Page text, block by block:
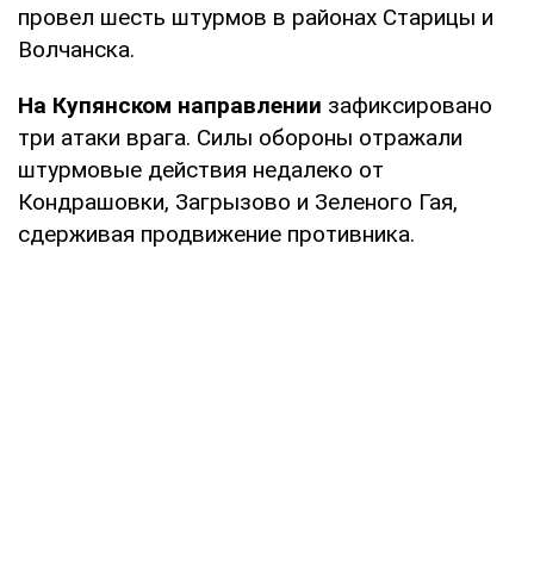
провел шесть штурмов в районах Старицы и
Волчанска.
На Купянском направлении зафиксировано
три атаки врага. Силы обороны отражали
штурмовые действия недалеко от
Кондрашовки, Загрызово и Зеленого Гая,
сдерживая продвижение противника.